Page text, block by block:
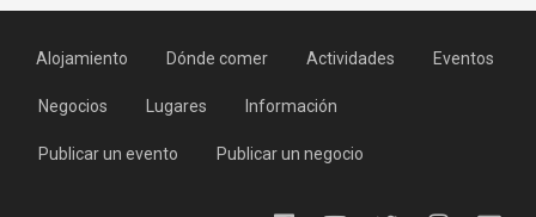
Alojamiento Dónde comer Actividades Eventos
Negocios Lugares Información
Publicar un evento Publicar un negocio